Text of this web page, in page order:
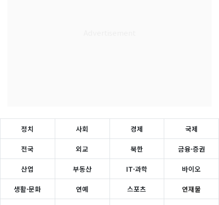
정치 사회 경제 국제
전국 외교 북한 금융·증권
산업 부동산 IT·과학 바이오
생활·문화 연예 스포츠 연재물